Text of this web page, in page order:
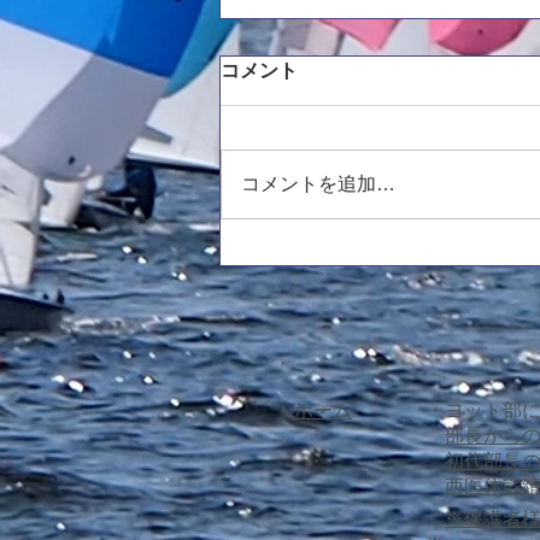
新主将挨拶
平素より医学部ヨット部の活動
く主将を務めさせていただきます
3回生の藤原です。西医体から少
新しい体制での活動となったため
ご挨拶させていただきます。挨拶
が遅くなってしまい申し訳ありま
せん。 まず、新たな体制や人
数に関して報告させていただきま
す。 主将 / レオ丸担当 藤原
佑吾 主務 / 470リーダー 河南
コメント
コメントを追加…
​・ホーム
・ヨット部
部長から
​初代部長
西医体戦績
※保護者